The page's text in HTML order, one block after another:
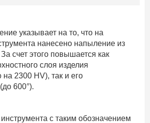
указывает на то, что на
нанесено напыление из
счет этого повышается как
слоя изделия
на 2300 HV), так и его
600°).
с таким обозначением